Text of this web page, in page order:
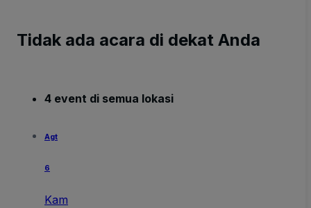
Tidak ada acara di dekat Anda
4 event di semua lokasi
Agt
6
Kam